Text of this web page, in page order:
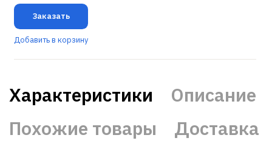
Заказать
Добавить в корзину
Характеристики
Описание
Похожие товары
Доставка